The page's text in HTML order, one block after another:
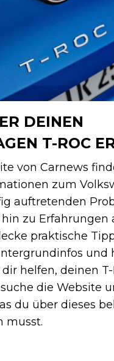
DEINEN
T-ROC
von Carnews
zum
auftretenden
zu Erfahrungen
praktische
und
helfen, deinen
die Website
du über dieses
musst.